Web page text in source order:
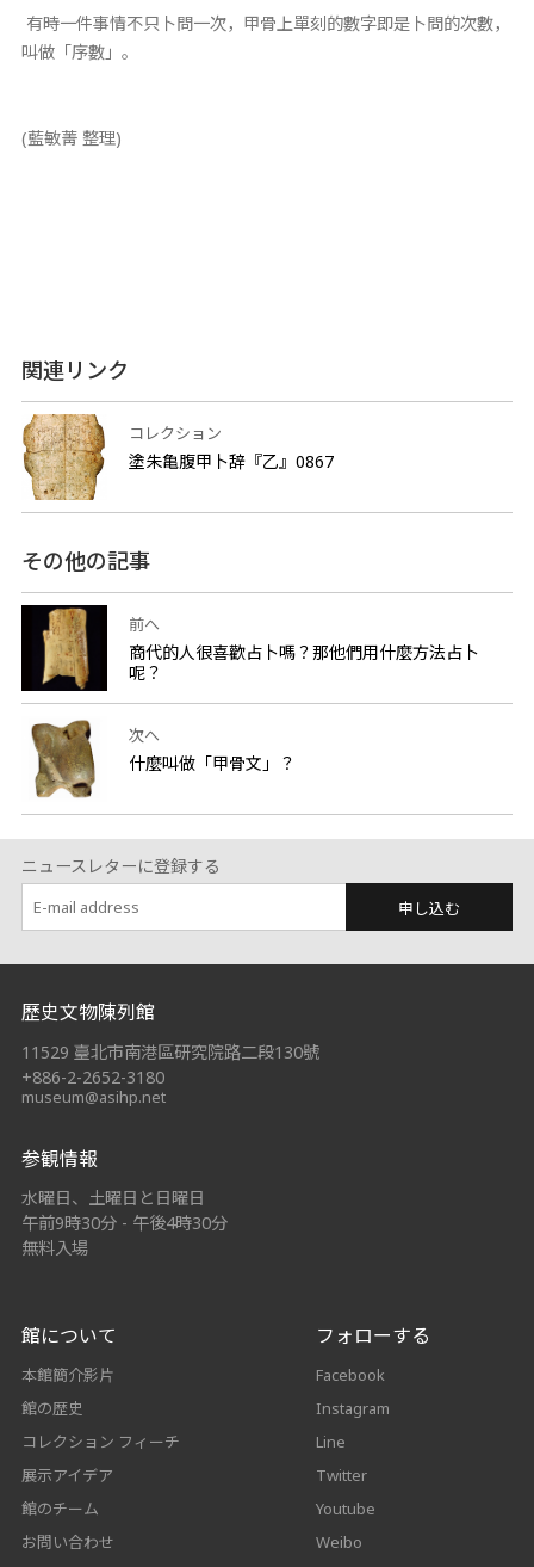
有時一件事情不只卜問一次，甲骨上單刻的數字即是卜問的次數，
叫做「序數」。
(藍敏菁 整理)
関連リンク
コレクション
塗朱亀腹甲卜辞『乙』0867
その他の記事
前へ
商代的人很喜歡占卜嗎？那他們用什麼方法占卜
呢？
次へ
什麼叫做「甲骨文」？
ニュースレターに登録する
申し込む
:::
歷史文物陳列館
11529 臺北市南港區研究院路二段130號
+886-2-2652-3180
museum@asihp.net
参観情報
水曜日、土曜日と日曜日
午前9時30分 - 午後4時30分
無料入場
館について
本館簡介影片
館の歴史
コレクション フィーチ
展示アイデア
館のチーム
お問い合わせ
フォローする
Facebook
Instagram
Line
Twitter
Youtube
Weibo